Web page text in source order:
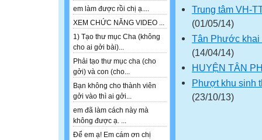
em làm được rồi chị ạ....
XEM CHỨC NĂNG VIDEO ...
1) Tạo thư mục Cha (không
cho ai gởi bài)...
Phải tạo thư mục cha (cho
gởi) và con (cho...
Bạn không cho thành viên
gởi vào thì ai gởi...
em đã làm cách này mà
không được ạ. ...
Để em ạ! Em cám ơn chị
Trung tâm VH-
(01/05/14)
Tân Phước khai
(14/04/14)
HUYỆN TÂN
Phượt khu sinh
(23/10/13)